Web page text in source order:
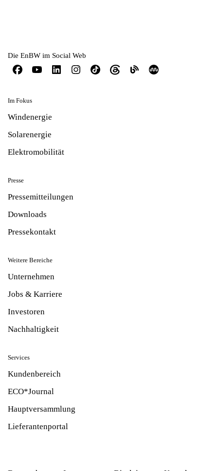
Die EnBW im Social Web
Im Fokus
Windenergie
Solarenergie
Elektromobilität
Presse
Pressemitteilungen
Downloads
Pressekontakt
Weitere Bereiche
Unternehmen
Jobs & Karriere
Investoren
Nachhaltigkeit
Services
Kundenbereich
ECO*Journal
Hauptversammlung
Lieferantenportal